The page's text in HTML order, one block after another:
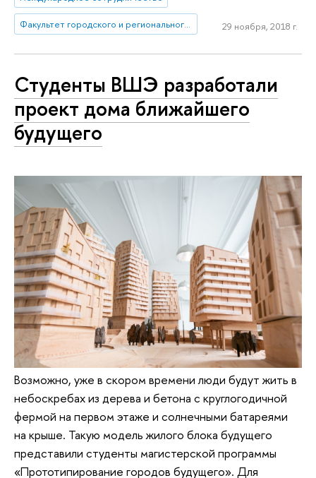
Факультет городского и регионального развития 29 ноября, 2018 г.
Студенты ВШЭ разработали
проект дома ближайшего
будущего
Возможно, уже в скором времени люди будут жить в
небоскребах из дерева и бетона с круглогодичной
фермой на первом этаже и солнечными батареями
на крыше. Такую модель жилого блока будущего
представили студенты магистерской программы
«Прототипирование городов будущего». Для